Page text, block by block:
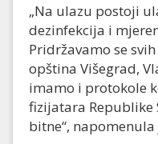
„Na ulazu postoji
dezinfekcija i
Pridržavamo se
opština Višegrad,
imamo i protokole
fizijatara Republike
bitne“, napomenula